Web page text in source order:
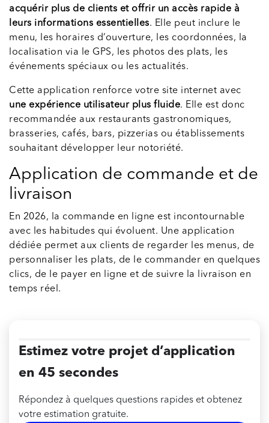
acquérir plus de clients et offrir un accès rapide à
leurs informations essentielles. Elle peut inclure le
menu, les horaires d’ouverture, les coordonnées, la
localisation via le GPS, les photos des plats, les
événements spéciaux ou les actualités.
Cette application renforce votre site internet avec
une expérience utilisateur plus fluide. Elle est donc
recommandée aux restaurants gastronomiques,
brasseries, cafés, bars, pizzerias ou établissements
souhaitant développer leur notoriété.
Application de commande et de
livraison
En 2026, la commande en ligne est incontournable
avec les habitudes qui évoluent. Une application
dédiée permet aux clients de regarder les menus, de
personnaliser les plats, de le commander en quelques
clics, de le payer en ligne et de suivre la livraison en
temps réel.
Estimez votre projet d’application
en 45 secondes
Répondez à quelques questions rapides et obtenez
votre estimation gratuite.